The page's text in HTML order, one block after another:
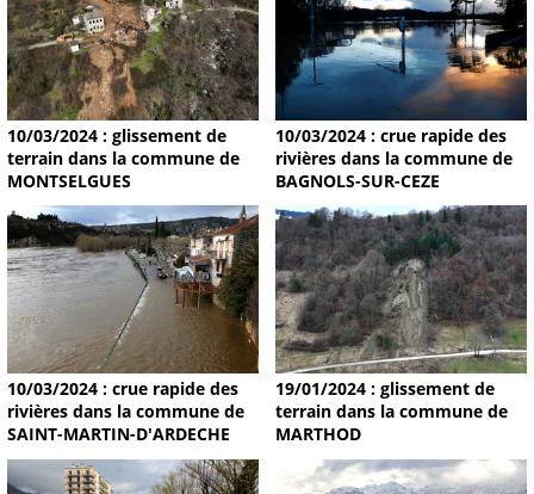
10/03/2024 : glissement de
terrain dans la commune de
MONTSELGUES
10/03/2024 : crue rapide des
rivières dans la commune de
BAGNOLS-SUR-CEZE
10/03/2024 : crue rapide des
rivières dans la commune de
SAINT-MARTIN-D'ARDECHE
19/01/2024 : glissement de
terrain dans la commune de
MARTHOD